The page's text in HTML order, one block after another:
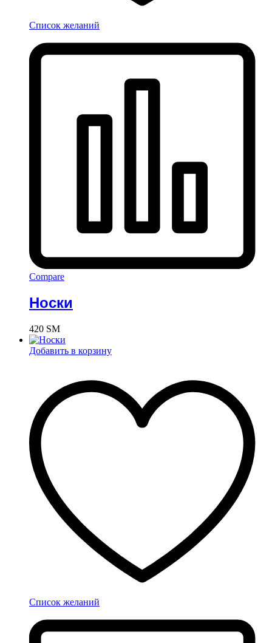
Список желаний
Compare
Носки
420 ЅМ
Добавить в корзину
Список желаний